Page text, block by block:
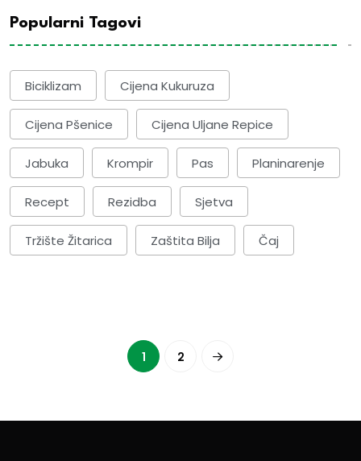
Popularni Tagovi
Biciklizam Cijena Kukuruza
Cijena Pšenice Cijena Uljane Repice
Jabuka Krompir Pas Planinarenje
Recept Rezidba Sjetva
Tržište Žitarica Zaštita Bilja Čaj
1 2